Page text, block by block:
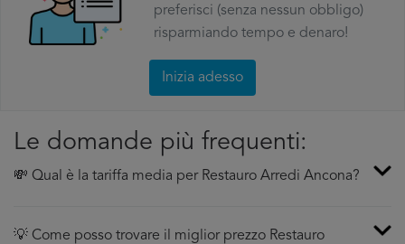
preferisci (senza nessun obbligo)
risparmiando tempo e denaro!
Inizia adesso
Le domande più frequenti:
💸 Qual è la tariffa media per Restauro Arredi Ancona?
💡 Come posso trovare il miglior prezzo Restauro